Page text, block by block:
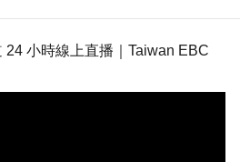
24 小時線上直播｜Taiwan EBC